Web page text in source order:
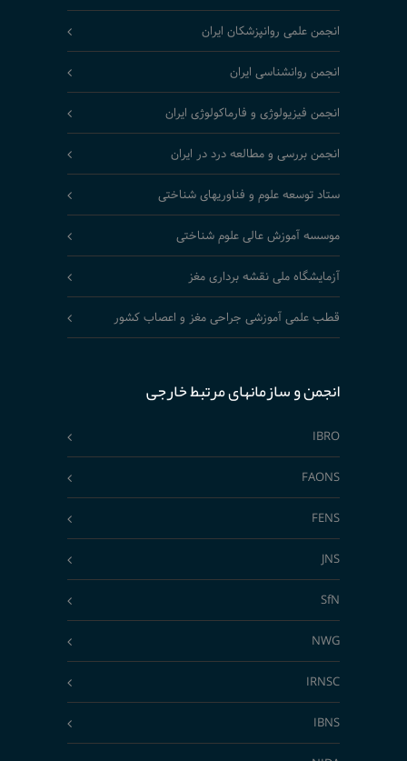
انجمن علمی روانپزشکان ایران
انجمن روانشناسی ایران
انجمن فیزیولوژی و فارماکولوژی ایران
انجمن بررسی و مطالعه درد در ایران
ستاد توسعه علوم و فناوریهای شناختی
موسسه آموزش عالی علوم شناختی
آزمایشگاه ملی نقشه برداری مغز
قطب علمی آموزشی جراحی مغز و اعصاب کشور
انجمن و سازمانهای مرتبط خارجی
IBRO
FAONS
FENS
JNS
SfN
NWG
IRNSC
IBNS